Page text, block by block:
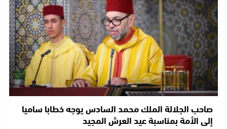
صاحب الجلالة الملك محمد السادس يوجه خطابا ساميا
إلى الأمة بمناسبة عيد العرش المجيد